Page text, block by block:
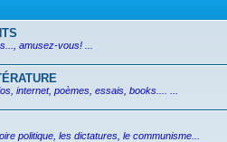
amusez-vous! ...
internet, poèmes, essais, books.... ...
politique, les dictatures, le communisme...